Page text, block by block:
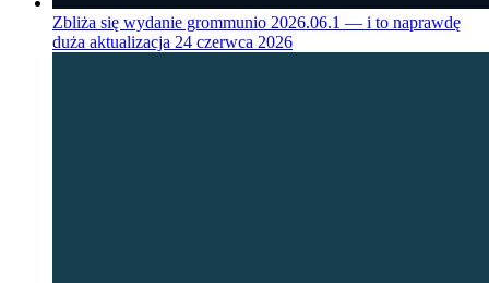
Zbliża się wydanie grommunio 2026.06.1 — i to naprawdę
duża aktualizacja 24 czerwca 2026